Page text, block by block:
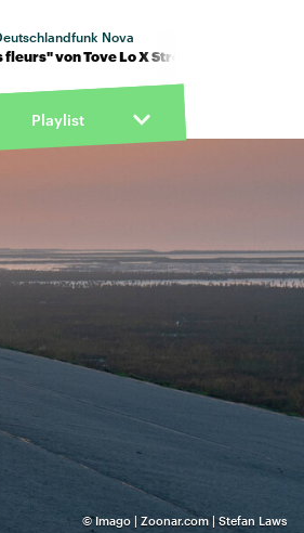
Nova
Lo X Stromae · "des fleurs" von Tove
Playlist
©Imago | Zoonar.com | Stefan Laws